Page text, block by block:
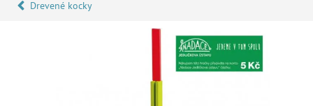
Drevené kocky